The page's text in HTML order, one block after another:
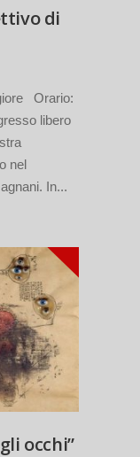
di
Orario:
libero
nel
In...
occhi”